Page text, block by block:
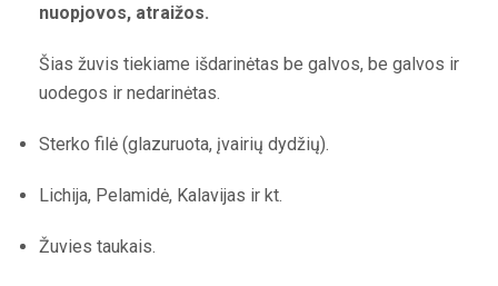
nuopjovos, atraižos.
Šias žuvis tiekiame išdarinėtas be galvos, be galvos ir
uodegos ir nedarinėtas.
Sterko filė (glazuruota, įvairių dydžių).
Lichija, Pelamidė, Kalavijas ir kt.
Žuvies taukais.